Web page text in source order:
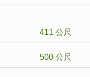
411 公尺
500 公尺